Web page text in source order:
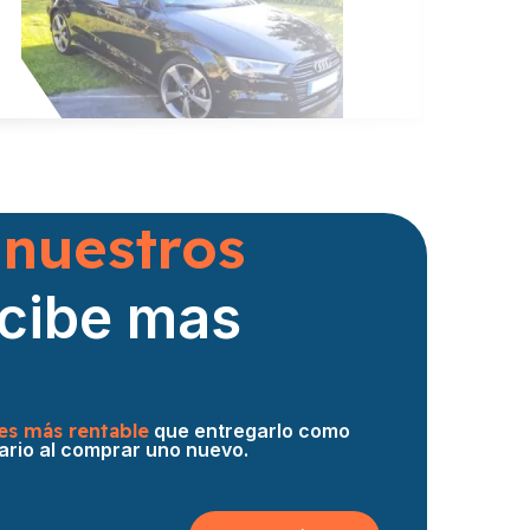
mas
más rentableque entregarlo como
al comprar uno nuevo.